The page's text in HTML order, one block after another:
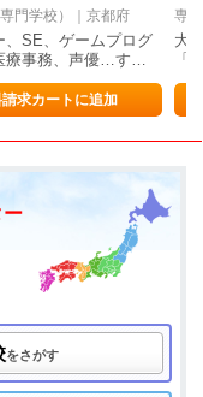
門学校）｜京都府
、SE、ゲームプログ
療事務、声優…す…
求カートに追加
専
大
「
ー
をさがす